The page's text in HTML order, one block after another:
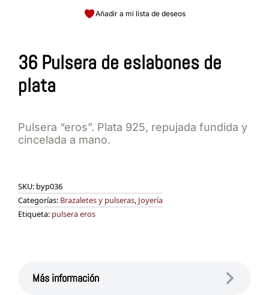
Añadir a mi lista de deseos
36 Pulsera de eslabones de
plata
Pulsera “eros”. Plata 925, repujada fundida y
cincelada a mano.
SKU: byp036
Categorías: Brazaletes y pulseras, Joyería
Etiqueta: pulsera eros
Más información